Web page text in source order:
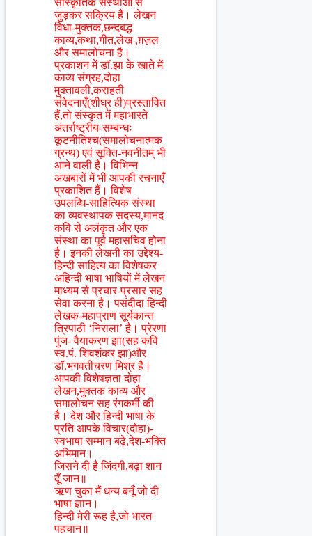
सांस्कृतिक संस्थाओं से
जुड़कर सक्रिय हैं। लेखन
विधा-मुक्तक,छन्दबद्ध
काव्य,कथा,गीत,लेख ,ग़ज़ल
और समालोचना है।
प्रकाशन में डॉ.झा के खाते में
काव्य संग्रह,दोहा
मुक्तावली,कराहती
संवेदनाएँ(शीघ्र ही)प्रस्तावित
हैं,तो संस्कृत में महाभारते
अंतर्राष्ट्रीय-सम्बन्धः
कूटनीतिश्च(समालोचनात्मक
ग्रन्थ) एवं सूक्ति-नवनीतम् भी
आने वाली है। विभिन्न
अखबारों में भी आपकी रचनाएँ
प्रकाशित हैं। विशेष
उपलब्धि-साहित्यिक संस्था
का व्यवस्थापक सदस्य,मानद
कवि से अलंकृत और एक
संस्था का पूर्व महासचिव होना
है। इनकी लेखनी का उद्देश्य-
हिन्दी साहित्य का विशेषकर
अहिन्दी भाषा भाषियों में लेखन
माध्यम से प्रचार-प्रसार सह
सेवा करना है। पसंदीदा हिन्दी
लेखक-महाप्राण सूर्यकान्त
त्रिपाठी ‘निराला’ है। प्रेरणा
पुंज- वैयाकरण झा(सह कवि
स्व.पं. शिवशंकर झा)और
डॉ.भगवतीचरण मिश्र है।
आपकी विशेषज्ञता दोहा
लेखन,मुक्तक काव्य और
समालोचन सह रंगकर्मी की
है। देश और हिन्दी भाषा के
प्रति आपके विचार(दोहा)-
स्वभाषा सम्मान बढ़े,देश-भक्ति
अभिमान।
जिसने दी है जिंदगी,बढ़ा शान
दूँ जान॥
ऋण चुका मैं धन्य बनूँ,जो दी
भाषा ज्ञान।
हिन्दी मेरी रूह है,जो भारत
पहचान॥